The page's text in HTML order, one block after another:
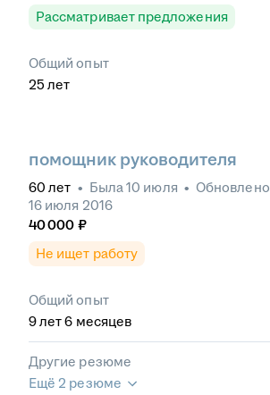
Рассматривает предложения
Общий опыт
25 лет
помощник руководителя
60 лет • Была10 июля • Обновлено
16 июля 2016
40 000 ₽
Не ищет работу
Общий опыт
9лет 6 месяцев
Другие резюме
Ещё 2 резюме